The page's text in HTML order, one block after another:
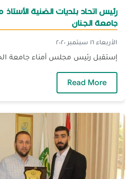
رئيس اتحاد بلديات الضنية
جامعة الجنان
الأربعاء ١٦ سبتمبر ٢٠٢٠
إستقبل رئيس مجلس أمناء جامعة
Read More